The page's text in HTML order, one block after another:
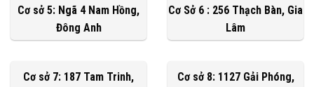
Cơ sở 5: Ngã 4 Nam Hồng,
Đông Anh
Cơ Sở 6 : 256 Thạch Bàn, Gia
Lâm
Cơ sở 7: 187 Tam Trinh,
Cơ sở 8: 1127 Gải Phóng,